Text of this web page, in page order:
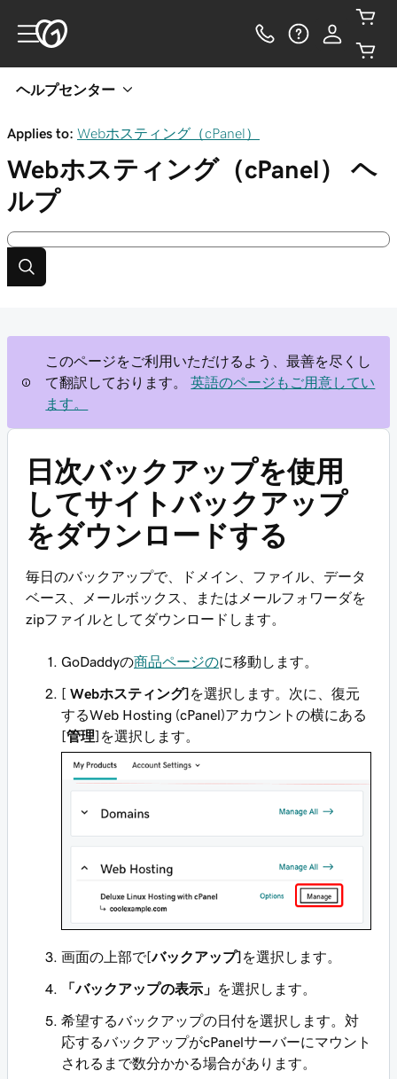
ヘルプセンター
Applies to: Webホスティング（cPanel）
Webホスティング（cPanel）
ヘ
ルプ
このページをご利用いただけるよう、最善を尽くし
て翻訳しております。
英語のページもご用意してい
ます。
日次バックアップを使用
してサイトバックアップ
をダウンロードする
毎日のバックアップで、ドメイン、ファイル、データ
ベース、メールボックス、またはメールフォワーダを
zipファイルとしてダウンロードします。
GoDaddyの商品ページのに移動します。
[ Webホスティング] を選択します。次に、復元
するWeb Hosting (cPanel)アカウントの横にある
[管理]を選択します。
画面の上部で[バックアップ] を選択します。
「バックアップの表示」 を選択します。
希望するバックアップの日付を選択します。対
応するバックアップがcPanelサーバーにマウント
されるまで数分かかる場合があります。